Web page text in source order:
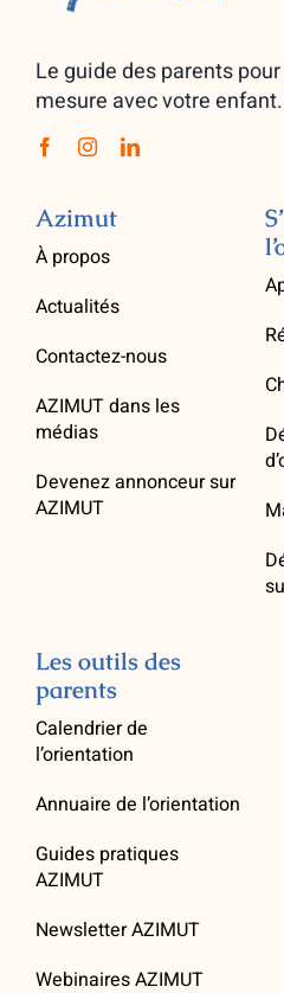
Le guide des parents
mesure avec votre enfant.
Azimut
À propos
Actualités
Contactez-nous
AZIMUT dans les
médias
Devenez annonceur sur
AZIMUT
Les outils des
parents
Calendrier de
l’orientation
Annuaire de l’orientation
Guides pratiques
AZIMUT
Newsletter AZIMUT
Webinaires AZIMUT